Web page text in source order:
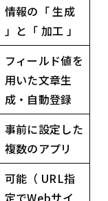
情報の「 生成
」と「 加工 」
フィールド値を
用いた文章生
成・自動登録
事前に設定した
複数のアプリ
可能（ URL指